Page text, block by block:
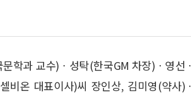
학과 교수)ㆍ성탁(한국GM 차장)ㆍ영선ㆍ
비온 대표이사)씨 장인상, 김미영(약사)ㆍ